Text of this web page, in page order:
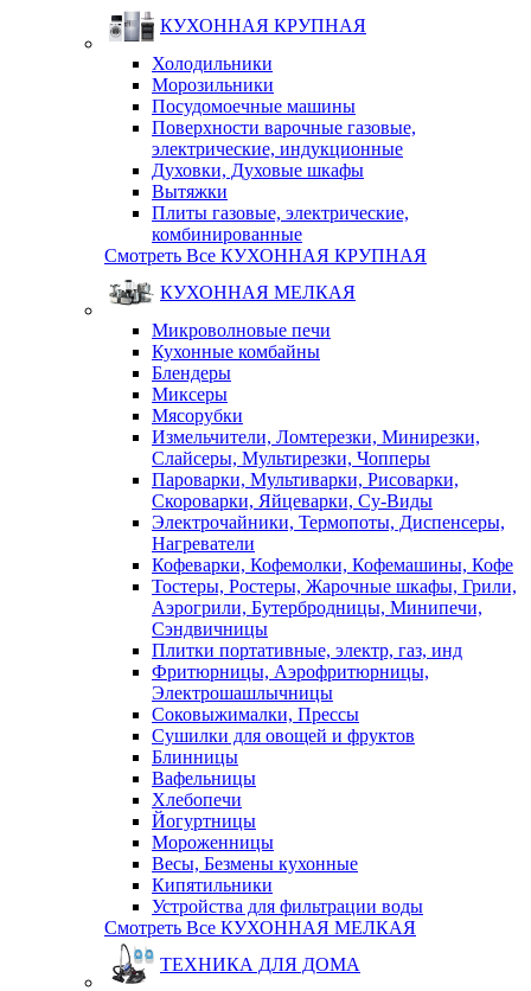
КУХОННАЯ КРУПНАЯ
Холодильники
Морозильники
Посудомоечные машины
Поверхности варочные газовые,
электрические, индукционные
Духовки, Духовые шкафы
Вытяжки
Плиты газовые, электрические,
комбинированные
Смотреть Все КУХОННАЯ КРУПНАЯ
КУХОННАЯ МЕЛКАЯ
Микроволновые печи
Кухонные комбайны
Блендеры
Миксеры
Мясорубки
Измельчители, Ломтерезки, Минирезки,
Слайсеры, Мультирезки, Чопперы
Пароварки, Мультиварки, Рисоварки,
Скороварки, Яйцеварки, Су-Виды
Электрочайники, Термопоты, Диспенсеры,
Нагреватели
Кофеварки, Кофемолки, Кофемашины, Кофе
Тостеры, Ростеры, Жарочные шкафы, Грили,
Аэрогрили, Бутербродницы, Минипечи,
Сэндвичницы
Плитки портативные, электр, газ, инд
Фритюрницы, Аэрофритюрницы,
Электрошашлычницы
Соковыжималки, Прессы
Сушилки для овощей и фруктов
Блинницы
Вафельницы
Хлебопечи
Йогуртницы
Мороженницы
Весы, Безмены кухонные
Кипятильники
Устройства для фильтрации воды
Смотреть Все КУХОННАЯ МЕЛКАЯ
ТЕХНИКА ДЛЯ ДОМА